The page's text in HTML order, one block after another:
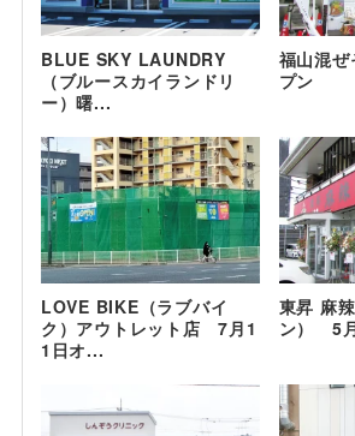
BLUE SKY LAUNDRY
（ブルースカイランドリ
ー）曙...
福山混
プン
LOVE BIKE（ラブバイ
ク）アウトレット店 7月1
1日オ...
東昇 麻
ン） 5